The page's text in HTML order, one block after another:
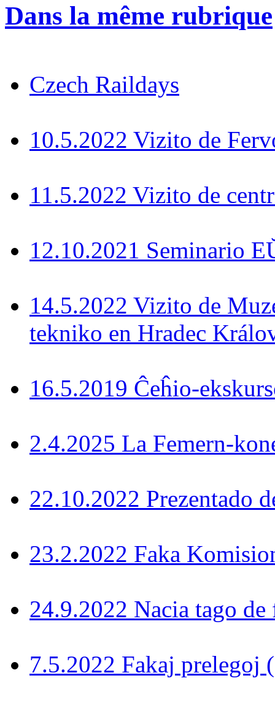
Dans la même rubrique
Czech Raildays
10.5.2022 Vizito de
11.5.2022 Vizito de
12.10.2021 Seminario
14.5.2022 Vizito de
tekniko en Hradec
16.5.2019 Ĉeĥio-
2.4.2025 La Femern-
22.10.2022 Prezentado
23.2.2022 Faka
24.9.2022 Nacia tago
7.5.2022 Fakaj prelegoj